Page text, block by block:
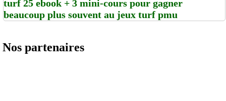
turf 25 ebook + 3 mini-cours pour gagner
beaucoup plus souvent au jeux turf pmu
Nos partenaires